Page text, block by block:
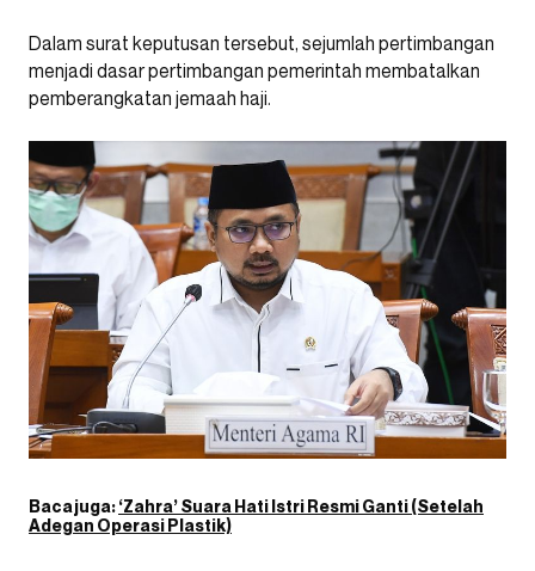
Dalam surat keputusan tersebut, sejumlah pertimbangan
menjadi dasar pertimbangan pemerintah membatalkan
pemberangkatan jemaah haji.
Baca juga:‘Zahra’ Suara Hati Istri Resmi Ganti (Setelah
Adegan Operasi Plastik)